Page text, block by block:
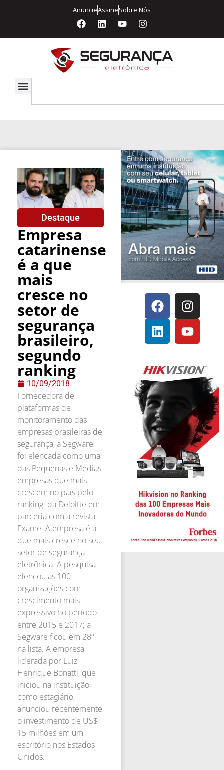
AnuncieAssineSobre Nós
Destaque
Empresa
catarinense
é a que
mais
cresce no
setor de
segurança
brasileiro,
segundo
ranking
10/09/2018
Fornecedora de
plataformas de
monitoramento das
empresas brasileiras de
segurança, a Segware
foi elencada como uma
das Pequenas e Médias
empresas que mais
crescem no país pelo
ranking da Deloitte em
parceria com a revista
Exame. A empresa é a
que mais cresce no seu
setor de segurança
eletrônica. A pesquisa
elencou as 100
organizações com
crescimento mais
expressivo no período
entre 2015 e 2017; a
Segware ficou em 28º
na lista. A empresa
liderada por Luiz
Henrique Bonatti, que
iniciou na instituição
como estagiário,
anunciou recentemente
o investimento de US$
15 milhões em um
escritório nos Estados
Unidos.